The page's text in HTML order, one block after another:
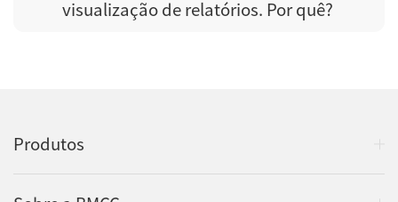
visualização de relatórios. Por quê?
Produtos